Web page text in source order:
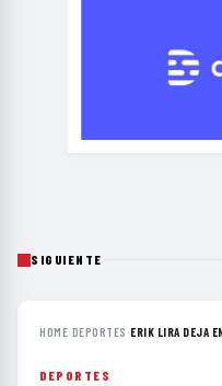
SIGUIENTE
HOME›DEPORTES ›ERIK LIRA DEJA
DEPORTES